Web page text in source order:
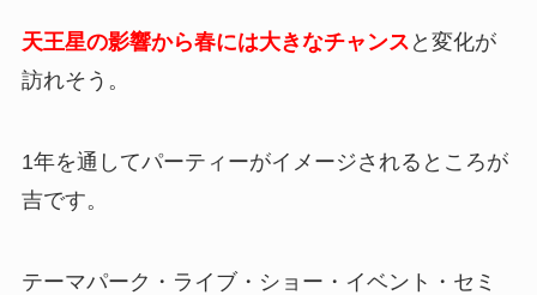
天王星の影響から春には大きなチャンス と変化が
訪れそう。
1年を通してパーティーがイメージされるところが
吉です。
テーマパーク・ライブ・ショー・イベント・セミ